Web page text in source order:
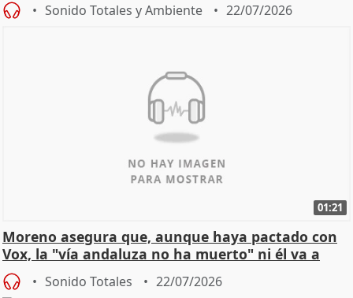
Sonido Totales y Ambiente 22/07/2026
01:21
Moreno asegura que, aunque haya pactado con
Vox, la "vía andaluza no ha muerto" ni él va a
"cambiar"
Sonido Totales 22/07/2026